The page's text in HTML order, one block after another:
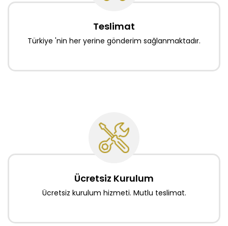
Teslimat
Türkiye 'nin her yerine gönderim sağlanmaktadır.
Ücretsiz Kurulum
Ücretsiz kurulum hizmeti. Mutlu teslimat.